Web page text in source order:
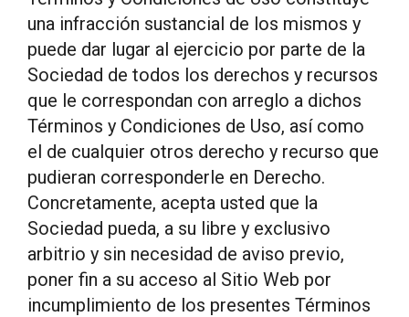
una infracción sustancial de los mismos y
puede dar lugar al ejercicio por parte de la
Sociedad de todos los derechos y recursos
que le correspondan con arreglo a dichos
Términos y Condiciones de Uso, así como
el de cualquier otros derecho y recurso que
pudieran corresponderle en Derecho.
Concretamente, acepta usted que la
Sociedad pueda, a su libre y exclusivo
arbitrio y sin necesidad de aviso previo,
poner fin a su acceso al Sitio Web por
incumplimiento de los presentes Términos